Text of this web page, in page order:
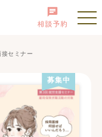
相談予約
セミナー
募集中